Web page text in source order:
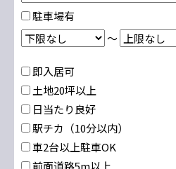
駐車場有
～
即入居可
土地20坪以上
日当たり良好
駅チカ（10分以内）
車2台以上駐車OK
前面道路5m以上